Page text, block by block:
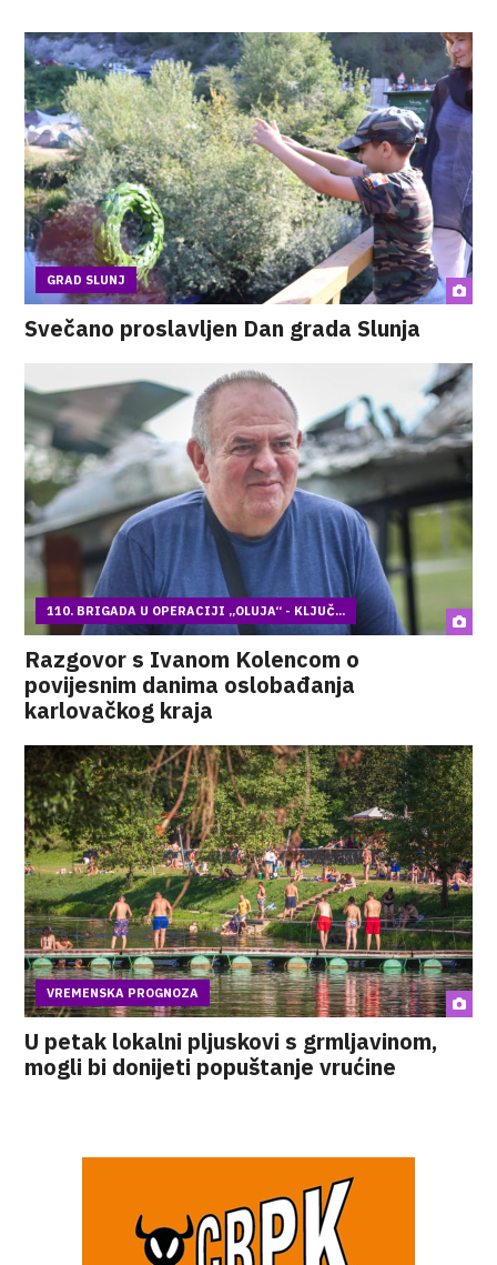
GRAD SLUNJ
Svečano proslavljen Dan grada Slunja
110. BRIGADA U OPERACIJI „OLUJA“ - KLJUČ...
Razgovor s Ivanom Kolencom o
povijesnim danima oslobađanja
karlovačkog kraja
VREMENSKA PROGNOZA
U petak lokalni pljuskovi s grmljavinom,
mogli bi donijeti popuštanje vrućine